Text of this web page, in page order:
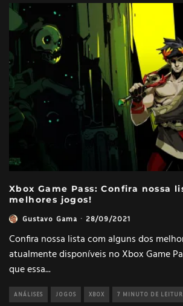
Xbox Game Pass: Confira nossa
melhores jogos!
Gustavo Gama · 28/09/2021
Confira nossa lista com alguns dos
atualmente disponíveis no Xbox Game
que essa...
ANÁLISES JOGOS XBOX 7 MINUTO DE